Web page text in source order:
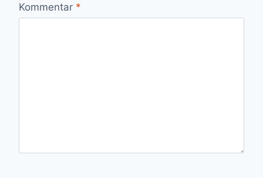
Kommentar *